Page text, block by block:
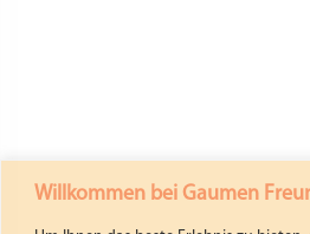
Willkommen bei Gaumen